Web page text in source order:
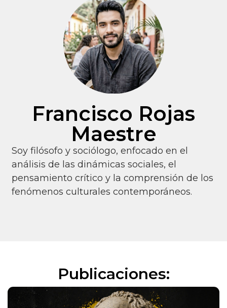
Francisco Rojas
Maestre
Soy filósofo y sociólogo, enfocado en el
análisis de las dinámicas sociales, el
pensamiento crítico y la comprensión de los
fenómenos culturales contemporáneos.
Publicaciones: